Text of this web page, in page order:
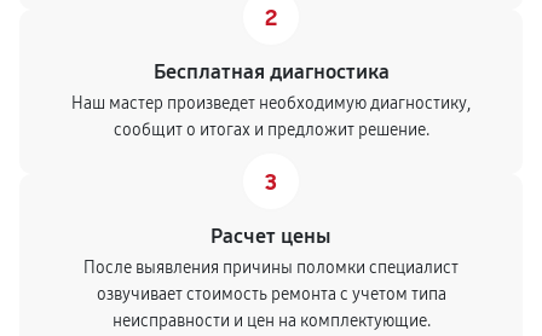
2
Бесплатная диагностика
Наш мастер произведет необходимую диагностику,
сообщит о итогах и предложит решение.
3
Расчет цены
После выявления причины поломки специалист
озвучивает стоимость ремонта с учетом типа
неисправности и цен на комплектующие.